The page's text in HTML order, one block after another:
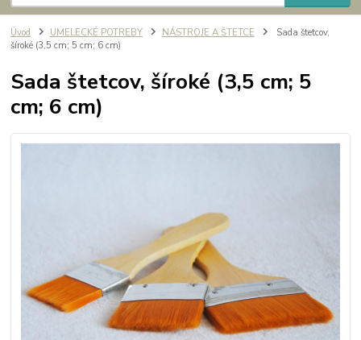
Úvod UMELECKÉ POTREBY NÁSTROJE A ŠTETCE
Sada štetcov,
šíroké (3,5 cm; 5 cm; 6 cm)
Sada štetcov, šíroké (3,5 cm; 5
cm; 6 cm)